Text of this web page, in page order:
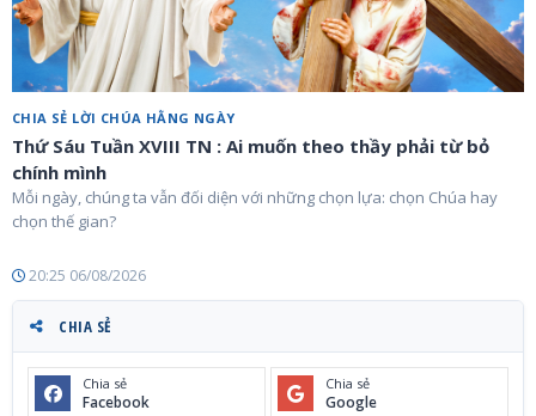
CHIA SẺ LỜI CHÚA HẰNG NGÀY
Thứ Sáu Tuần XVIII TN : Ai muốn theo thầy phải từ bỏ
chính mình
Mỗi ngày, chúng ta vẫn đối diện với những chọn lựa: chọn Chúa hay
chọn thế gian?
20:25 06/08/2026
CHIA SẺ
Chia sẻ
Facebook
Chia sẻ
Google